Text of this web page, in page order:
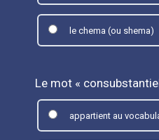
le chema (ou shema)
Le mot «
appartient au